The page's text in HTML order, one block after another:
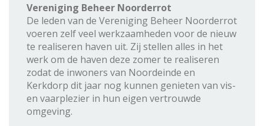
Vereniging Beheer Noorderrot
De leden van de Vereniging Beheer Noorderrot
voeren zelf veel werkzaamheden voor de nieuw
te realiseren haven uit. Zij stellen alles in het
werk om de haven deze zomer te realiseren
zodat de inwoners van Noordeinde en
Kerkdorp dit jaar nog kunnen genieten van vis-
en vaarplezier in hun eigen vertrouwde
omgeving.